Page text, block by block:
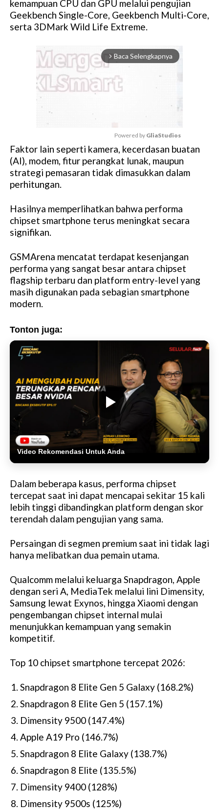
kemampuan CPU dan GPU melalui pengujian
Geekbench Single-Core, Geekbench Multi-Core,
serta 3DMark Wild Life Extreme.
arrow_forward_ios Baca Selengkapnya
M
u
t
Powered by GliaStudios
Faktor lain seperti kamera, kecerdasan buatan
(AI), modem, fitur perangkat lunak, maupun
strategi pemasaran tidak dimasukkan dalam
perhitungan.
Hasilnya memperlihatkan bahwa performa
chipset smartphone terus meningkat secara
signifikan.
GSMArena mencatat terdapat kesenjangan
performa yang sangat besar antara chipset
flagship terbaru dan platform entry-level yang
masih digunakan pada sebagian smartphone
modern.
Tonton juga:
Video Rekomendasi Untuk Anda
Dalam beberapa kasus, performa chipset
tercepat saat ini dapat mencapai sekitar 15 kali
lebih tinggi dibandingkan platform dengan skor
terendah dalam pengujian yang sama.
Persaingan di segmen premium saat ini tidak lagi
hanya melibatkan dua pemain utama.
Qualcomm melalui keluarga Snapdragon, Apple
dengan seri A, MediaTek melalui lini Dimensity,
Samsung lewat Exynos, hingga Xiaomi dengan
pengembangan chipset internal mulai
menunjukkan kemampuan yang semakin
kompetitif.
Top 10 chipset smartphone tercepat 2026:
Snapdragon 8 Elite Gen 5 Galaxy (168.2%)
Snapdragon 8 Elite Gen 5 (157.1%)
Dimensity 9500 (147.4%)
Apple A19 Pro (146.7%)
Snapdragon 8 Elite Galaxy (138.7%)
Snapdragon 8 Elite (135.5%)
Dimensity 9400 (128%)
Dimensity 9500s (125%)